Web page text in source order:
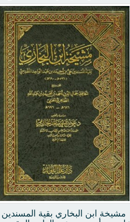
مشيخة ابن البخاري بقية المسندين